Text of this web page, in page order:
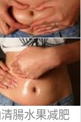
腸水果减肥